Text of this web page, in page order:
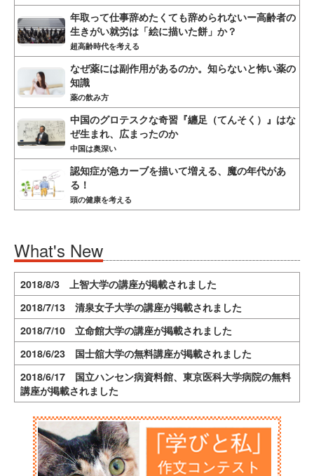
年取って仕事辞めたくても辞められないー高齢者の
生きがい就労は「絵に描いた餅」か？
超高齢時代を考える
なぜ薬には副作用があるのか。知らないと怖い薬の
知識
薬の飲み方
中国のグロテスクな奇習『纏足（てんそく）』はな
ぜ生まれ、広まったのか
中国は奥深い
認知症が急カーブを描いて増える、魔の年代があ
る！
頭の健康を考える
What's New
2018/8/3 上智大学の講座が掲載されました
2018/7/13 清泉女子大学の講座が掲載されました
2018/7/10 立命館大学の講座が掲載されました
2018/6/23 国士舘大学の無料講座が掲載されました
2018/6/17 国立ハンセン病資料館、東京医科大学病院の無料
講座が掲載されました